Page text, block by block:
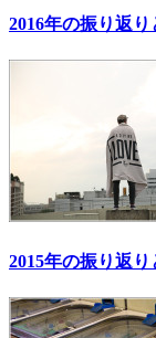
2016年の振り返
2015年の振り返